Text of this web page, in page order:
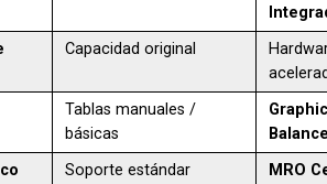
Capacidad original
Tablas manuales /
básicas
Balance
Soporte estándar
MRO